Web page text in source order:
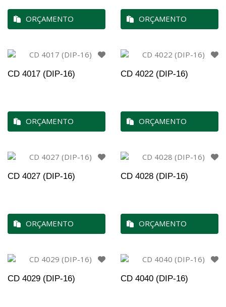
ORÇAMENTO ORÇAMENTO
CD 4017 (DIP-16)
ORÇAMENTO
CD 4022 (DIP-16)
ORÇAMENTO
CD 4027 (DIP-16)
ORÇAMENTO
CD 4028 (DIP-16)
ORÇAMENTO
CD 4029 (DIP-16) CD 4040 (DIP-16)